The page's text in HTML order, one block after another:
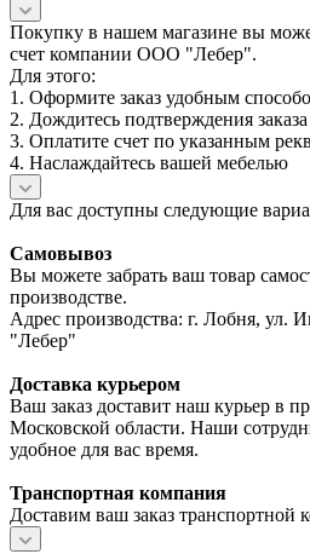
Покупку в нашем магазине вы
счет компании ООО "Лебер".
Для этого:
1. Оформите заказ удобным
2. Дождитесь подтверждения
3. Оплатите счет по указанным
4. Наслаждайтесь вашей мебелью
Для вас доступны следующие
Самовывоз
Вы можете забрать ваш товар
производстве.
Адрес производства: г. Лобня, ул.
"Лебер"
Доставка курьером
Ваш заказ доставит наш курьер в
Московской области. Наши
удобное для вас время.
Транспортная компания
Доставим ваш заказ транспортной